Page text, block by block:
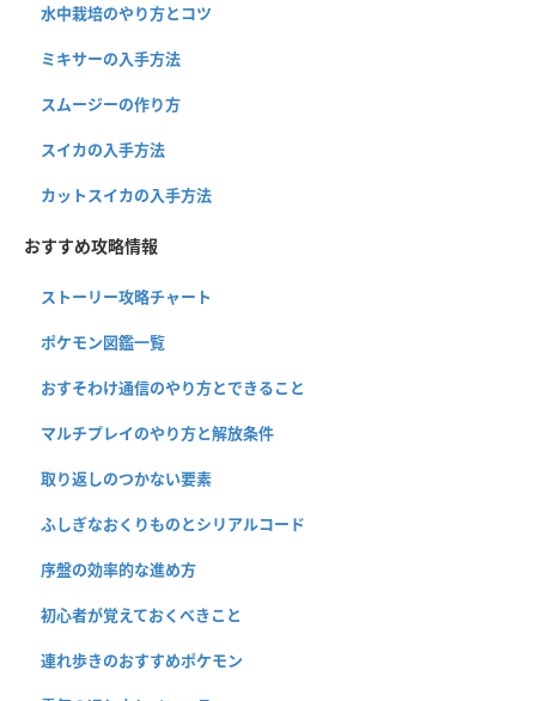
水中栽培のやり方とコツ
ミキサーの入手方法
スムージーの作り方
スイカの入手方法
カットスイカの入手方法
おすすめ攻略情報
ストーリー攻略チャート
ポケモン図鑑一覧
おすそわけ通信のやり方とできること
マルチプレイのやり方と解放条件
取り返しのつかない要素
ふしぎなおくりものとシリアルコード
序盤の効率的な進め方
初心者が覚えておくべきこと
連れ歩きのおすすめポケモン